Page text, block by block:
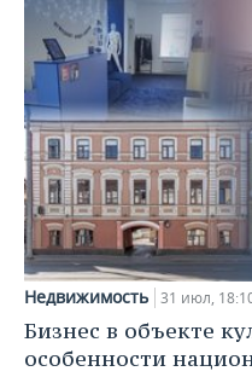
Недвижимость 31 июл,
Бизнес в объекте
особенности